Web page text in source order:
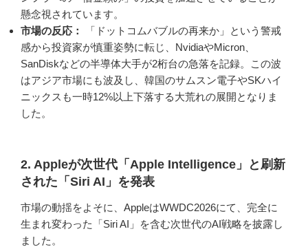
懸念視されています。
市場の反応：
「ドットコムバブルの再来か」という警戒
感から投資家が慎重姿勢に転じ、NvidiaやMicron、
SanDiskなどの半導体大手が2桁台の急落を記録。この波
はアジア市場にも波及し、韓国のサムスン電子やSKハイ
ニックスも一時12%以上下落する大荒れの展開となりま
した。
2. Appleが次世代「Apple Intelligence」と刷新
された「Siri AI」を発表
市場の動揺をよそに、AppleはWWDC2026にて、完全に
生まれ変わった「Siri AI」を含む次世代のAI戦略を披露し
ました。